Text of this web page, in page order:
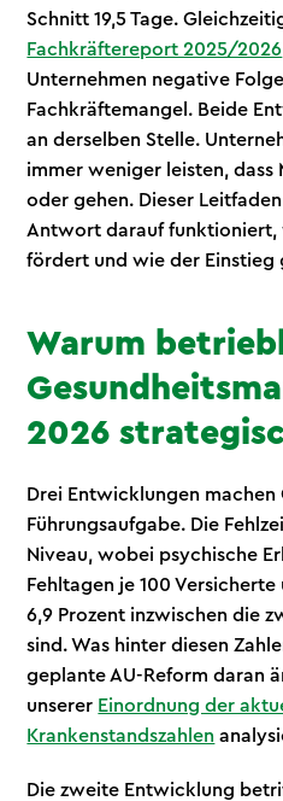
Schnitt 19,5 Tage.
Fachkräftereport 2025/2026
Unternehmen negative
Fachkräftemangel. Beide
an derselben Stelle.
immer weniger leisten, dass
oder gehen. Dieser
Antwort darauf funktioniert,
fördert und wie der Einstieg
Warum
2026
Drei Entwicklungen machen
Führungsaufgabe. Die
Niveau, wobei psychische
Fehltagen je 100
6,9 Prozent inzwischen die
sind. Was hinter diesen
geplante AU-Reform daran
unserer Einordnung der
Krankenstandszahlen
Die zweite Entwicklung